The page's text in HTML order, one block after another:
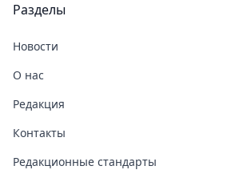
Разделы
Новости
О нас
Редакция
Контакты
Редакционные стандарты